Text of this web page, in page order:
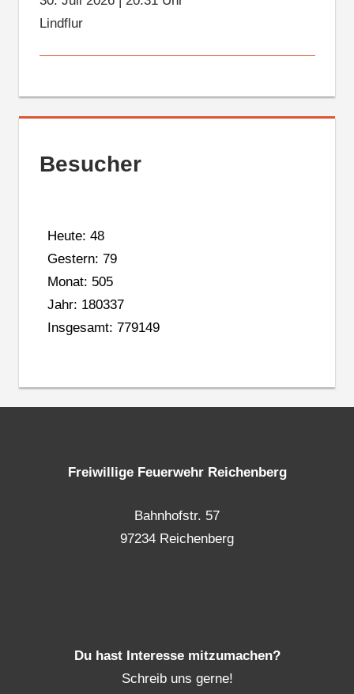
Lindflur
Besucher
Heute: 48
Gestern: 79
Monat: 505
Jahr: 180337
Insgesamt: 779149
Freiwillige Feuerwehr Reichenberg
Bahnhofstr. 57
97234 Reichenberg
Du hast Interesse mitzumachen?
Schreib uns gerne!